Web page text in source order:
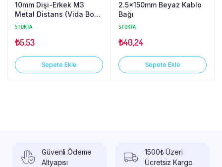
10mm Dişi-Erkek M3
Metal Distans (Vida Boyu
6mm)
STOKTA
₺5,53
Sepete Ekle
2.5x150mm Beyaz Kablo
Bağı
STOKTA
₺40,24
Sepete Ekle
Güvenli Ödeme
Altyapısı
1500₺ Üzeri
Ücretsiz Kargo